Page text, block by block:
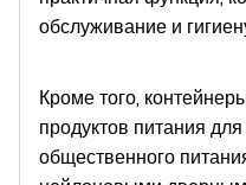
обслуживание и
Кроме того,
продуктов питания
общественного